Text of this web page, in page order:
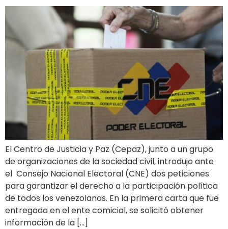
El Centro de Justicia y Paz (Cepaz), junto a un grupo
de organizaciones de la sociedad civil, introdujo ante
el Consejo Nacional Electoral (CNE) dos peticiones
para garantizar el derecho a la participación política
de todos los venezolanos. En la primera carta que fue
entregada en el ente comicial, se solicitó obtener
información de la […]